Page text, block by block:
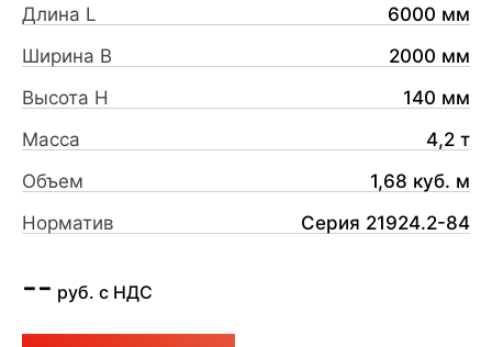
Длина L
6000 мм
Ширина B
2000 мм
Высота H
140 мм
Масса
4,2 т
Объем
1,68 куб. м
Норматив
Серия 21924.2-84
-- руб. с НДС